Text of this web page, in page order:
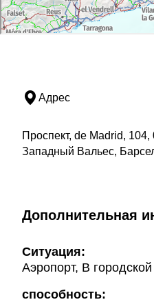
Адрес
Проспект, de Madrid,
Западный Вальес,
Дополнительная
Ситуация:
Аэропорт, В
способность: